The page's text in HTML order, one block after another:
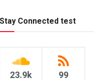
Stay Connected test
23.9k 99